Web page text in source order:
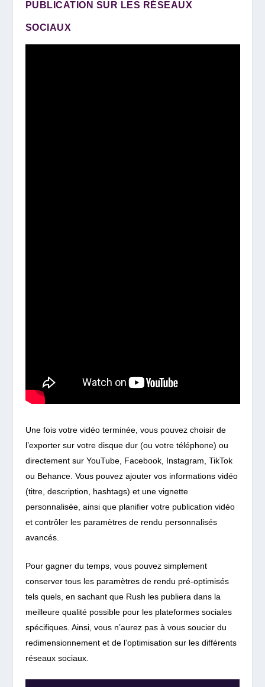
PUBLICATION SUR LES RÉSEAUX
SOCIAUX
Une fois votre vidéo terminée, vous pouvez choisir de
l’exporter sur votre disque dur (ou votre téléphone) ou
directement sur YouTube, Facebook, Instagram, TikTok
ou Behance. Vous pouvez ajouter vos informations vidéo
(titre, description, hashtags) et une vignette
personnalisée, ainsi que planifier votre publication vidéo
et contrôler les paramètres de rendu personnalisés
avancés.
Pour gagner du temps, vous pouvez simplement
conserver tous les paramètres de rendu pré-optimisés
tels quels, en sachant que Rush les publiera dans la
meilleure qualité possible pour les plateformes sociales
spécifiques. Ainsi, vous n’aurez pas à vous soucier du
redimensionnement et de l’optimisation sur les différents
réseaux sociaux.